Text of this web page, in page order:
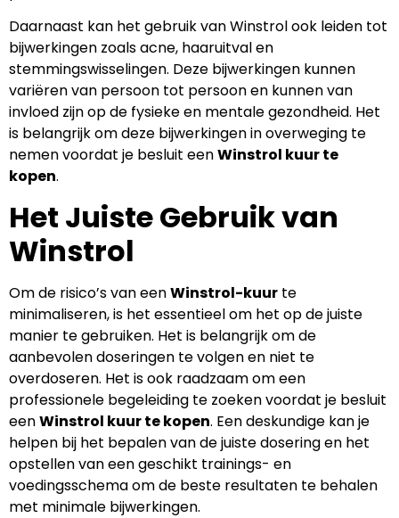
Daarnaast kan het gebruik van Winstrol ook leiden tot
bijwerkingen zoals acne, haaruitval en
stemmingswisselingen. Deze bijwerkingen kunnen
variëren van persoon tot persoon en kunnen van
invloed zijn op de fysieke en mentale gezondheid. Het
is belangrijk om deze bijwerkingen in overweging te
nemen voordat je besluit eenWinstrol kuur te
kopen.
Het Juiste Gebruik van
Winstrol
Om de risico’s van eenWinstrol-kuur te
minimaliseren, is het essentieel om het op de juiste
manier te gebruiken. Het is belangrijk om de
aanbevolen doseringen te volgen en niet te
overdoseren. Het is ook raadzaam om een
professionele begeleiding te zoeken voordat je besluit
eenWinstrol kuur te kopen. Een deskundige kan je
helpen bij het bepalen van de juiste dosering en het
opstellen van een geschikt trainings- en
voedingsschema om de beste resultaten te behalen
met minimale bijwerkingen.